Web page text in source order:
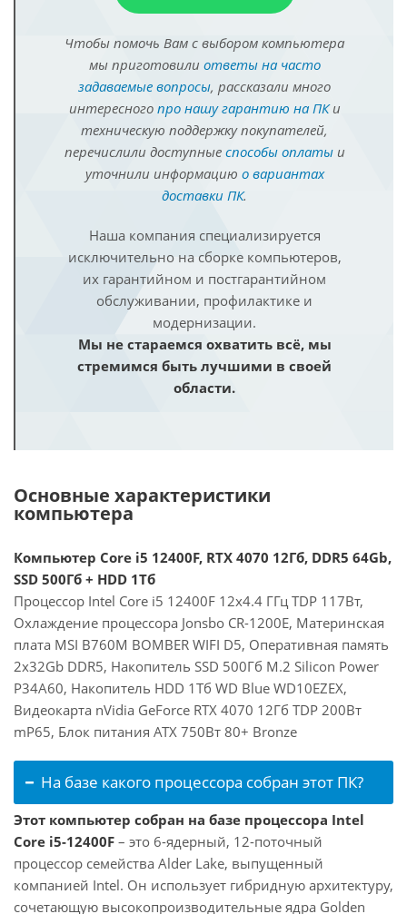
Чтобы помочь Вам с выбором компьютера
мы приготовили ответы на часто
задаваемые вопросы, рассказали много
интересного про нашу гарантию на ПКи
техническую поддержку покупателей,
перечислили доступные способы оплатыи
уточнили информацию о вариантах
доставки ПК.
Наша компания специализируется
исключительно на сборке компьютеров,
их гарантийном и постгарантийном
обслуживании, профилактике и
модернизации.
Мы не стараемся охватить всё, мы
стремимся быть лучшими в своей
области.
Основные характеристики
компьютера
Компьютер Core i5 12400F, RTX 4070 12Гб, DDR5 64Gb,
SSD 500Гб + HDD 1Тб
Процессор Intel Core i5 12400F 12x4.4 ГГц TDP 117Вт,
Охлаждение процессора Jonsbo CR-1200E, Материнская
плата MSI B760M BOMBER WIFI D5, Оперативная память
2x32Gb DDR5, Накопитель SSD 500Гб M.2 Silicon Power
P34A60, Накопитель HDD 1Тб WD Blue WD10EZEX,
Видеокарта nVidia GeForce RTX 4070 12Гб TDP 200Вт
mP65, Блок питания ATX 750Вт 80+ Bronze
На базе какого процессора собран этот ПК?
Этот компьютер собран на базе процессора Intel
Core i5-12400F – это 6-ядерный, 12-поточный
процессор семейства Alder Lake, выпущенный
компанией Intel. Он использует гибридную архитектуру,
сочетающую высокопроизводительные ядра Golden